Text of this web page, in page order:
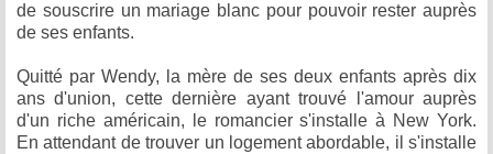
de souscrire un mariage blanc pour pouvoir rester auprès
de ses enfants.
Quitté par Wendy,
la mère de ses deux enfants après dix
ans d'union, cette dernière ayant trouvé l'amour auprès
d'un riche américain, le romancier s'installe à New York.
En attendant de trouver un logement abordable, il s'installe